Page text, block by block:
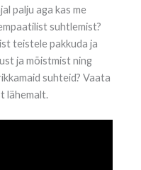
palju aga kas me
suhtlemist?
teistele pakkuda ja
ja mõistmist ning
suhteid? Vaata
lähemalt.